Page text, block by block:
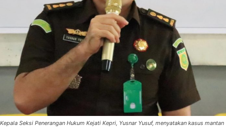
Kepala Seksi Penerangan Hukum Kejati Kepri, Yusnar Yusuf, menyatakan kasus mantan